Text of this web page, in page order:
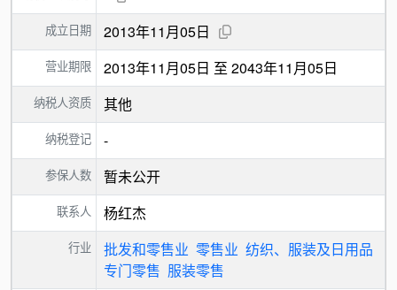
成立日期 2013年11月05日
营业期限 2013年11月05日 至 2043年11月05日
纳税人资质 其他
纳税登记 -
参保人数 暂未公开
联系人 杨红杰
行业 批发和零售业 零售业 纺织、服装及日用品
专门零售 服装零售